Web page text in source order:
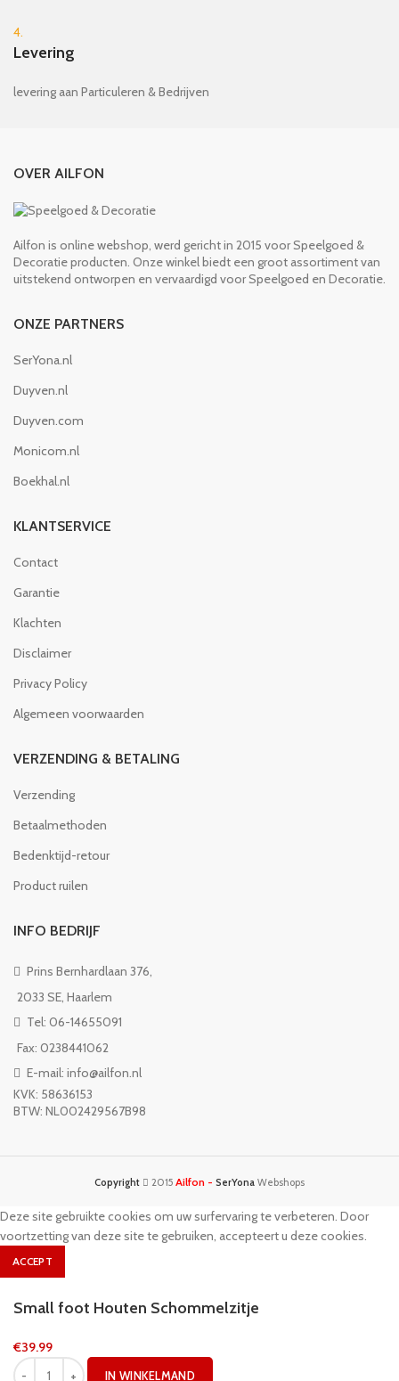
4.
Levering
levering aan Particuleren & Bedrijven
OVER AILFON
Ailfon is online webshop, werd gericht in 2015 voor Speelgoed &
Decoratie producten. Onze winkel biedt een groot assortiment van
uitstekend ontworpen en vervaardigd voor Speelgoed en Decoratie.
ONZE PARTNERS
SerYona.nl
Duyven.nl
Duyven.com
Monicom.nl
Boekhal.nl
KLANTSERVICE
Contact
Garantie
Klachten
Disclaimer
Privacy Policy
Algemeen voorwaarden
VERZENDING & BETALING
Verzending
Betaalmethoden
Bedenktijd-retour
Product ruilen
INFO BEDRIJF
Prins Bernhardlaan 376,
2033 SE, Haarlem
Tel: 06-14655091
Fax: 0238441062
E-mail: info@ailfon.nl
KVK: 58636153
BTW: NL002429567B98
Copyright 2015 Ailfon - SerYona Webshops
Deze site gebruikte cookies om uw surfervaring te verbeteren. Door
voortzetting van deze site te gebruiken, accepteert u deze cookies.
ACCEPT
Small foot Houten Schommelzitje
€39.99
IN WINKELMAND